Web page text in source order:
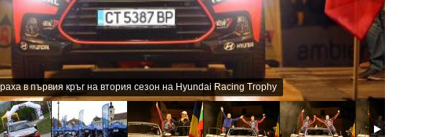
в първия кръг на втория сезон на Hyundai Racing Trophy